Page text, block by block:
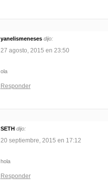
yanelismeneses dijo:
27 agosto, 2015 en 23:50
ola
Responder
SETH dijo:
20 septiembre, 2015 en 17:12
hola
Responder